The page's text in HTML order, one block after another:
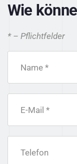
Wie
* – Pflichtfelder
Name *
E-Mail *
Telefon